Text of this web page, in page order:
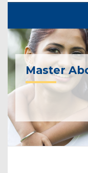
Master